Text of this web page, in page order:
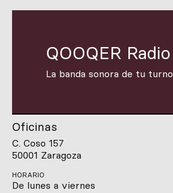
QOOQER Radio
La banda sonora de tu turno
Oficinas
C. Coso 157
50001 Zaragoza
HORARIO
De lunes a viernes